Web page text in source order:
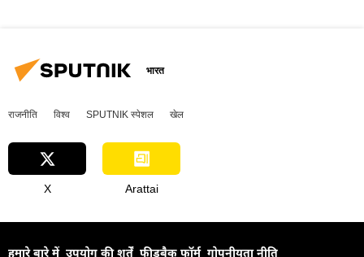
भारत
राजनीति विश्व SPUTNIK स्पेशल खेल
X Arattai